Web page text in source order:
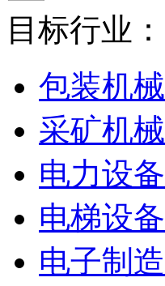
目标行业：
包装机械
采矿机械
电力设备
电梯设备
电子制造